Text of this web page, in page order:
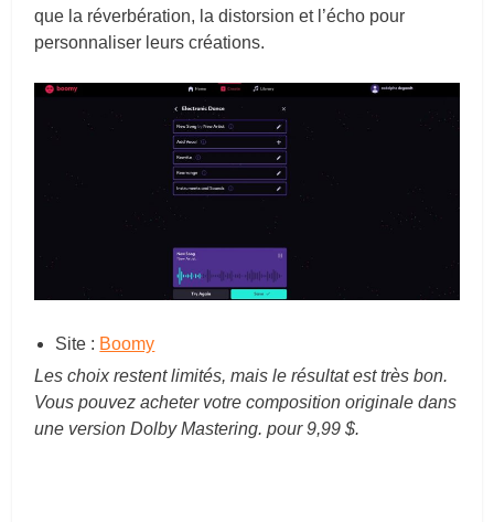
que la réverbération, la distorsion et l’écho pour
personnaliser leurs créations.
Site : Boomy
Les choix restent limités, mais le résultat est très bon.
Vous pouvez acheter votre composition originale dans
une version Dolby Mastering. pour 9,99 $.